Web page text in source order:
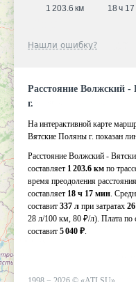
1 203.6 км 18 ч
Нашли ошибку?
Расстояние Волжский
г.
На интерактивной карте
Вятские Поляны г. показан
Расстояние Волжский -
составляет 1 203.6 км по
время преодоления
составляет 18 ч 17 мин.
составит 337 л при затратах
28 л/100 км, 80 ₽/л). Плата по
составит 5 040 ₽.